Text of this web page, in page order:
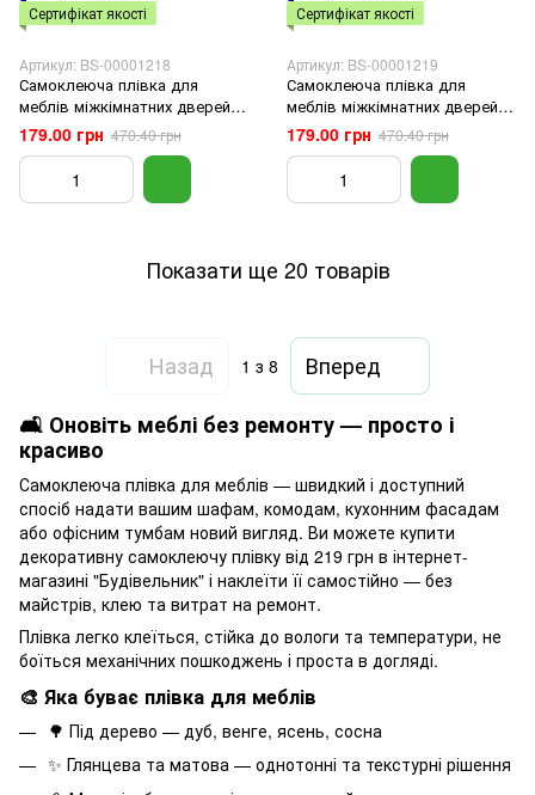
Сертифікат якості
Артикул: BS-00001218
Самоклеюча плівка для
меблів міжкімнатних дверей
декорування інтер'єру
блакитна із золотом 0,45х10м
SW-00001218
179.00 грн 470.40 грн
Сертифікат якості
Артикул: BS-00001219
Самоклеюча плівка для
меблів міжкімнатних дверей
декорування інтер'єру кипарис
0,45х10м SW-00001219
179.00 грн 470.40 грн
Показати ще 20 товарів
Назад 1 з 8
Вперед
🛋 Оновіть меблі без ремонту — просто і
красиво
Самоклеюча плівка для меблів — швидкий і доступний
спосіб надати вашим шафам, комодам, кухонним фасадам
або офісним тумбам новий вигляд. Ви можете купити
декоративну самоклеючу плівку від 219 грн в інтернет-
магазині "Будівельник" і наклеїти її самостійно — без
майстрів, клею та витрат на ремонт.
Плівка легко клеїться, стійка до вологи та температури, не
боїться механічних пошкоджень і проста в догляді.
🎨 Яка буває плівка для меблів
🌳 Під дерево — дуб, венге, ясень, сосна
✨ Глянцева та матова — однотонні та текстурні рішення